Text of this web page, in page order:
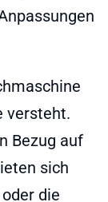
versteht.
Bezug auf
sich
die